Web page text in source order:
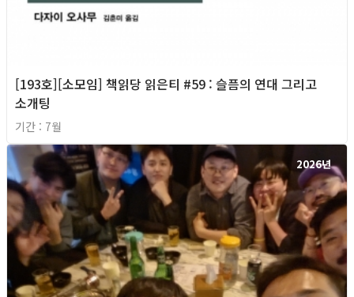
[193호][소모임] 책읽당 읽은티 #59 : 슬픔의 연대 그리고
소개팅
기간 : 7월
2026년